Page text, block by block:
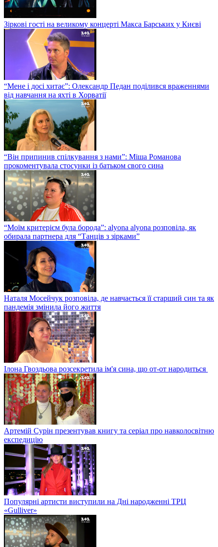
Зіркові гості на великому концерті Макса Барських у Києві
“Мене і досі хитає”: Олександр Педан поділився враженнями
від навчання на яхті в Хорватії
“Він припинив спілкування з нами”: Міша Романова
прокоментувала стосунки із батьком свого сина
“Моїм критерієм була борода”: alyona alyona розповіла, як
обирала партнера для “Танців з зірками”
Наталя Мосейчук розповіла, де навчається її старший син та як
пандемія змінила його життя
Ілона Гвоздьова розсекретила ім'я сина, що от-от народиться
Артемій Сурін презентував книгу та серіал про навколосвітню
експедицію
Популярні артисти виступили на Дні народженні ТРЦ
«Gulliver»